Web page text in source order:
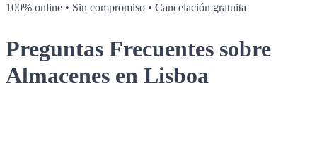
100% online • Sin compromiso • Cancelación gratuita
Preguntas Frecuentes sobre
Almacenes en Lisboa